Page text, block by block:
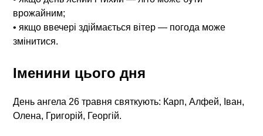
врожайним;
• якщо ввечері здіймається вітер — погода може
змінитися.
Іменини цього дня
День ангела 26 травня святкують: Карп, Алфей, Іван,
Олена, Григорій, Георгій.